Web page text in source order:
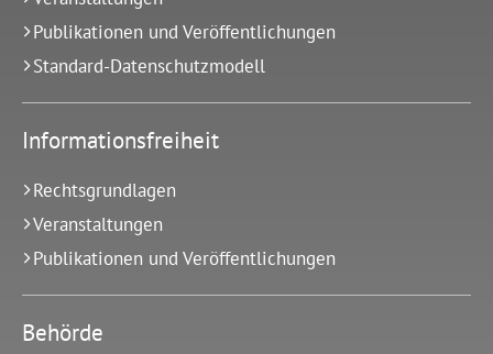
Publikationen und Veröffentlichungen
Standard-Datenschutzmodell
Informationsfreiheit
Rechtsgrundlagen
Veranstaltungen
Publikationen und Veröffentlichungen
Behörde